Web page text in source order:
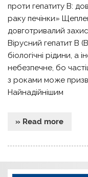
проти гепатиту B:
раку печінки»
довготривалий
Вірусний гепатит B
біологічні рідини, а
небезпечне, бо
з роками може
Найнадійнішим
» Read more